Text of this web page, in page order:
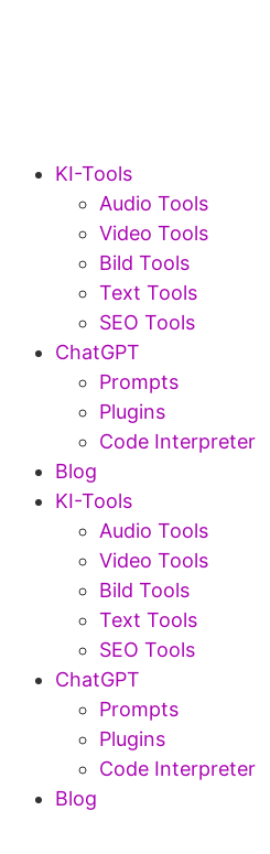
KI-Tools
Audio Tools
Video Tools
Bild Tools
Text Tools
SEO Tools
ChatGPT
Prompts
Plugins
Code Interpreter
Blog
KI-Tools
Audio Tools
Video Tools
Bild Tools
Text Tools
SEO Tools
ChatGPT
Prompts
Plugins
Code Interpreter
Blog